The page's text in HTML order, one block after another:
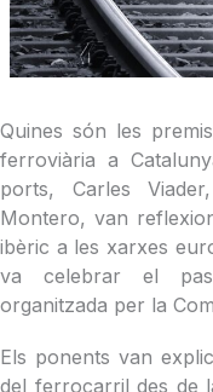
Quines són les
ferroviària a
ports, Carles
Montero, van
ibèric a les xarxes
va celebrar el
organitzada per la
Els ponents van
del ferrocarril des de